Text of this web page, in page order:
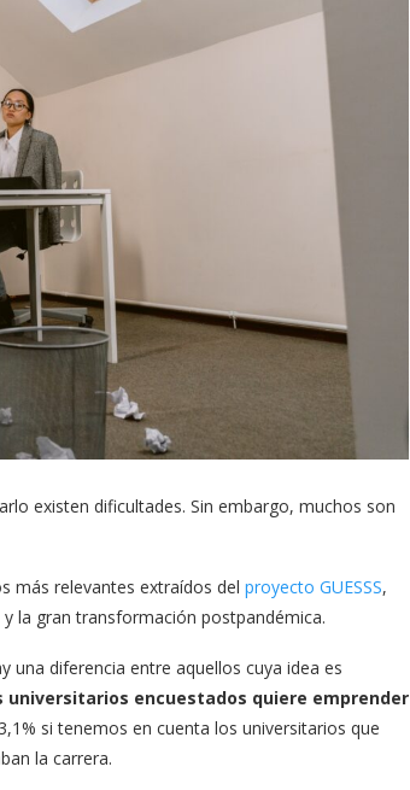
existen dificultades. Sin embargo, muchos son
más relevantes extraídos del proyecto GUESSS,
la gran transformación postpandémica.
una diferencia entre aquellos cuya idea es
universitarios encuestados quiere emprender
si tenemos en cuenta los universitarios que
la carrera.